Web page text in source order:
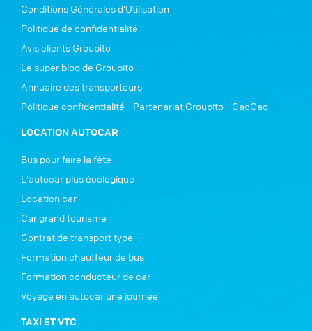
Conditions Générales d'Utilisation
Politique de confidentialité
Avis clients Groupito
Le super blog de Groupito
Annuaire des transporteurs
Politique confidentialité - Partenariat Groupito - CaoCao
LOCATION AUTOCAR
Bus pour faire la fête
L'autocar plus écologique
Location car
Car grand tourisme
Contrat de transport type
Formation chauffeur de bus
Formation conducteur de car
Voyage en autocar une journée
TAXI ET VTC